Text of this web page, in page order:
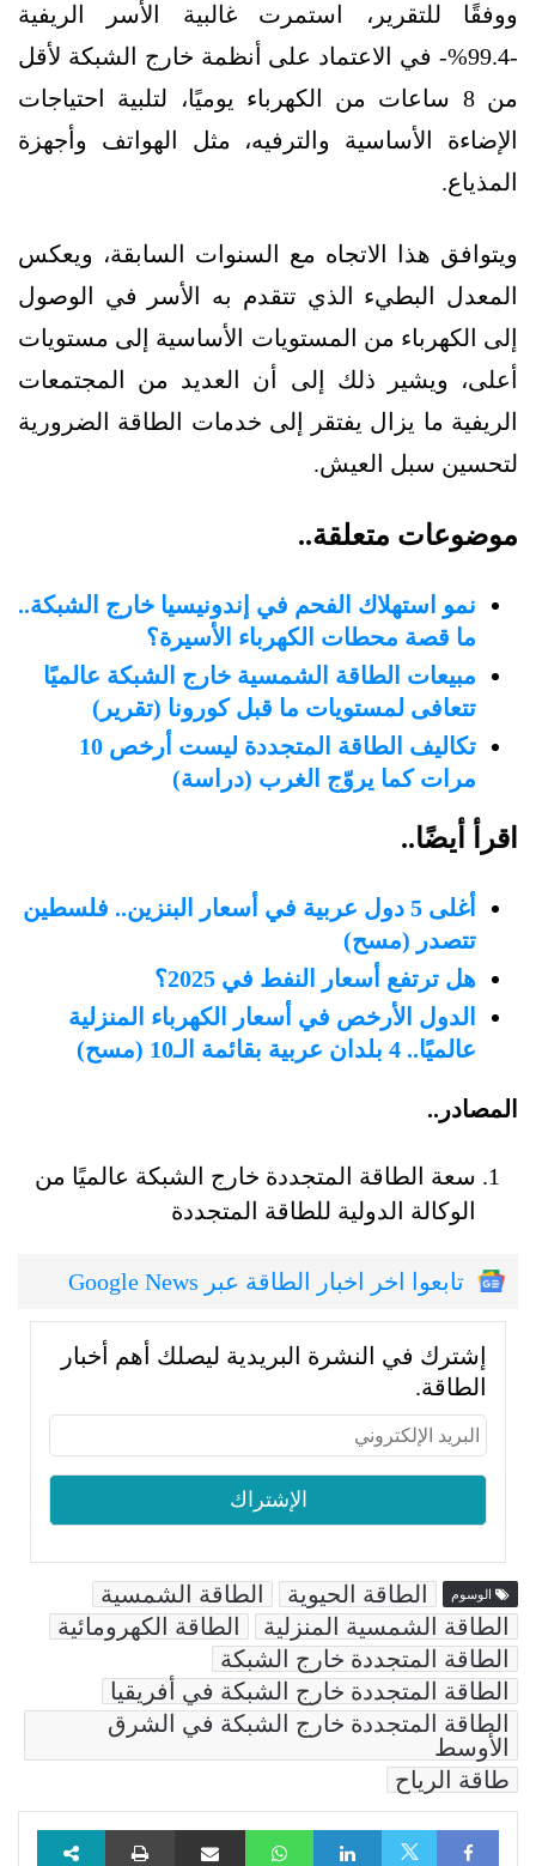
ووفقًا للتقرير، استمرت غالبية الأسر الريفية
-99.4%- في الاعتماد على أنظمة خارج الشبكة لأقل
من 8 ساعات من الكهرباء يوميًا، لتلبية احتياجات
الإضاءة الأساسية والترفيه، مثل الهواتف وأجهزة
المذياع.
ويتوافق هذا الاتجاه مع السنوات السابقة، ويعكس
المعدل البطيء الذي تتقدم به الأسر في الوصول
إلى الكهرباء من المستويات الأساسية إلى مستويات
أعلى، ويشير ذلك إلى أن العديد من المجتمعات
الريفية ما يزال يفتقر إلى خدمات الطاقة الضرورية
لتحسين سبل العيش.
موضوعات متعلقة..
نمو استهلاك الفحم في إندونيسيا خارج الشبكة..
ما قصة محطات الكهرباء الأسيرة؟
مبيعات الطاقة الشمسية خارج الشبكة عالميًا
تتعافى لمستويات ما قبل كورونا (تقرير)
تكاليف الطاقة المتجددة ليست أرخص 10
مرات كما يروّج الغرب (دراسة)
اقرأ أيضًا..
أغلى 5 دول عربية في أسعار البنزين.. فلسطين
تتصدر (مسح)
هل ترتفع أسعار النفط في 2025؟
الدول الأرخص في أسعار الكهرباء المنزلية
عالميًا.. 4 بلدان عربية بقائمة الـ10 (مسح)
المصادر..
سعة الطاقة المتجددة خارج الشبكة عالميًا من
الوكالة الدولية للطاقة المتجددة
تابعوا اخر اخبار الطاقة عبر Google News
إشترك في النشرة البريدية ليصلك أهم أخبار
الطاقة.
الوسوم الطاقة الحيوية
الطاقة الشمسية
الطاقة الشمسية المنزلية
الطاقة الكهرومائية
الطاقة المتجددة خارج الشبكة
الطاقة المتجددة خارج الشبكة في أفريقيا
الطاقة المتجددة خارج الشبكة في الشرق
الأوسط
طاقة الرياح
Facebook
LinkedIn
WhatsAppمشاركة عبر البريد طباعة